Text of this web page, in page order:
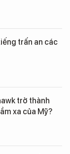
trấn an các
trở thành
xa của Mỹ?